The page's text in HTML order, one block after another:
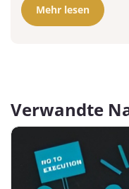
Mehr lesen
Verwandte